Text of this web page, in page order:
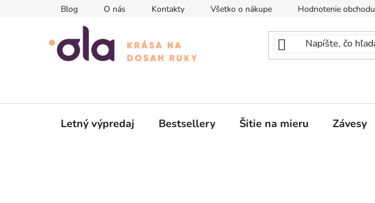
Blog O nás Kontakty Všetko o nákupe Hodnotenie obchodu
Letný výpredaj Bestsellery Šitie na mieru Závesy